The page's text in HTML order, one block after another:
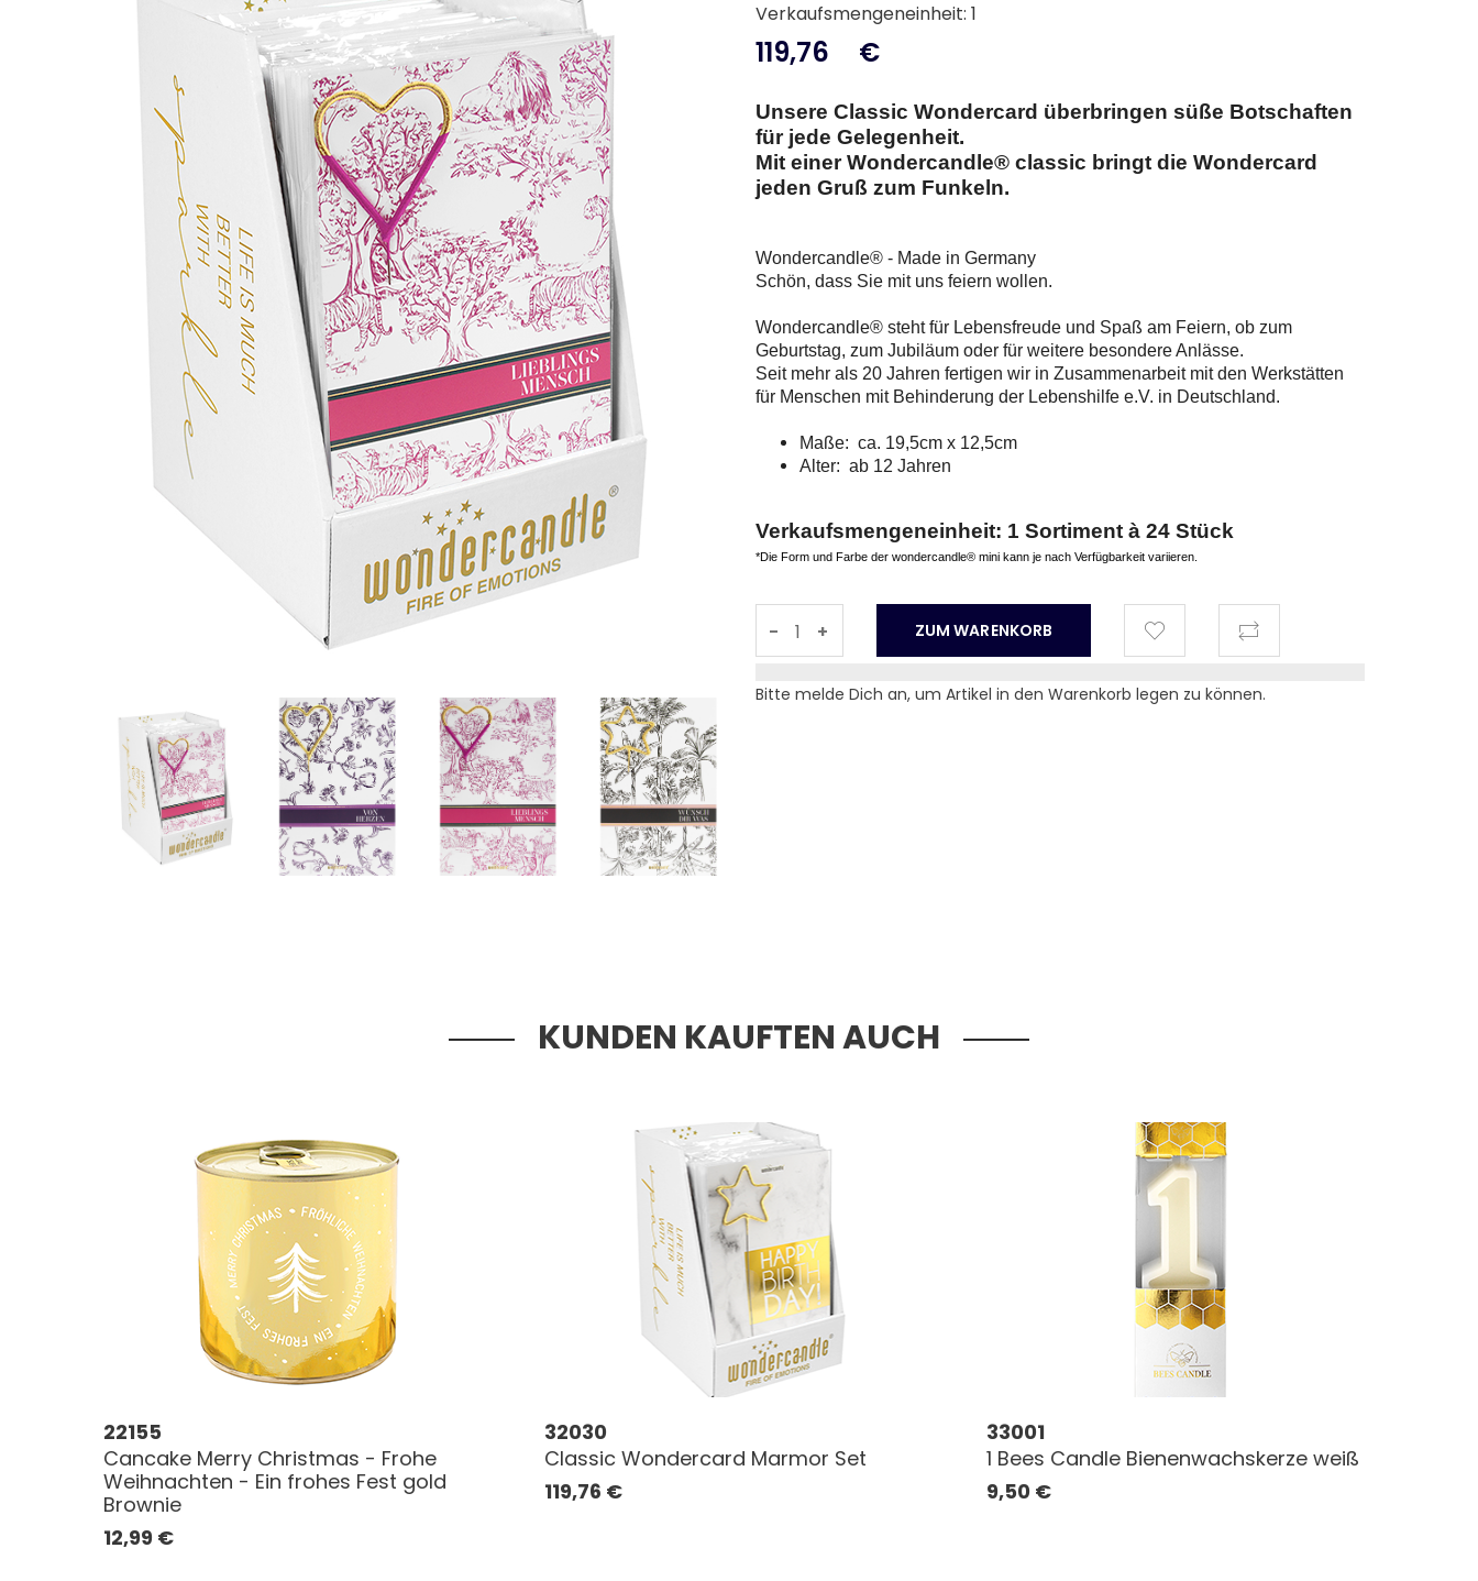
Verkaufsmengeneinheit: 1
119,76 €
Unsere Classic Wondercard überbringen süße Botschaften
für jede Gelegenheit.
Mit einer Wondercandle® classic bringt die Wondercard
jeden Gruß zum Funkeln.
Wondercandle® - Made in Germany
Schön, dass Sie mit uns feiern wollen.
Wondercandle® steht für Lebensfreude und Spaß am Feiern, ob zum
Geburtstag, zum Jubiläum oder für weitere besondere Anlässe.
Seit mehr als 20 Jahren fertigen wir in Zusammenarbeit mit den Werkstätten
für Menschen mit Behinderung der Lebenshilfe e.V. in Deutschland.
Maße: ca. 19,5cm x 12,5cm
Alter: ab 12 Jahren
Verkaufsmengeneinheit: 1 Sortiment à 24 Stück
*Die Form und Farbe der wondercandle® mini kann je nach Verfügbarkeit variieren.
- +
Bitte melde Dich an, um Artikel in den Warenkorb legen zu können.
KUNDEN KAUFTEN AUCH
22155
Cancake Merry Christmas - Frohe
Weihnachten - Ein frohes Fest gold
Brownie
12,99 €
32030
Classic Wondercard Marmor Set
119,76 €
33001
1 Bees Candle Bienenwachskerze weiß
9,50 €